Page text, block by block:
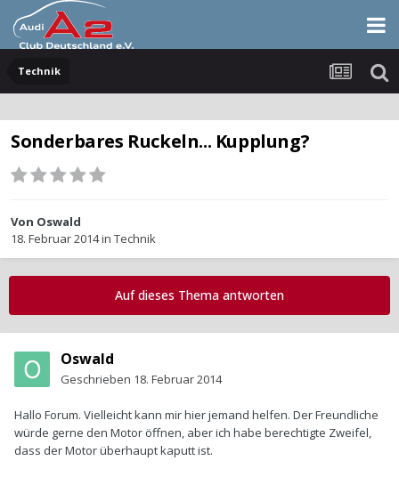
Technik
Sonderbares Ruckeln... Kupplung?
Von Oswald
18. Februar 2014in Technik
Auf dieses Thema antworten
Oswald
Geschrieben 18. Februar 2014
Hallo Forum. Vielleicht kann mir hier jemand helfen. Der Freundliche
würde gerne den Motor öffnen, aber ich habe berechtigte Zweifel,
dass der Motor überhaupt kaputt ist.